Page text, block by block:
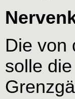
Die von
solle